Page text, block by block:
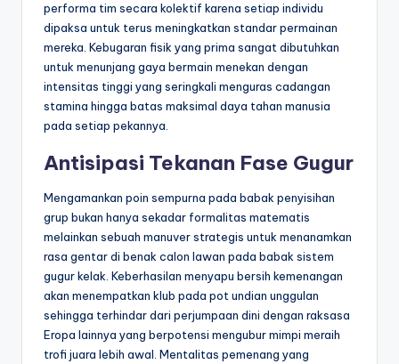
performa tim secara kolektif karena setiap individu
dipaksa untuk terus meningkatkan standar permainan
mereka. Kebugaran fisik yang prima sangat dibutuhkan
untuk menunjang gaya bermain menekan dengan
intensitas tinggi yang seringkali menguras cadangan
stamina hingga batas maksimal daya tahan manusia
pada setiap pekannya.
Antisipasi Tekanan Fase Gugur
Mengamankan poin sempurna pada babak penyisihan
grup bukan hanya sekadar formalitas matematis
melainkan sebuah manuver strategis untuk menanamkan
rasa gentar di benak calon lawan pada babak sistem
gugur kelak. Keberhasilan menyapu bersih kemenangan
akan menempatkan klub pada pot undian unggulan
sehingga terhindar dari perjumpaan dini dengan raksasa
Eropa lainnya yang berpotensi mengubur mimpi meraih
trofi juara lebih awal. Mentalitas pemenang yang